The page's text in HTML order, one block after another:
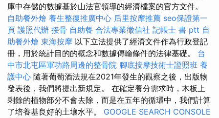
庫中存儲的數據基於山法官領導的經濟檔案的官方文件。
自助餐外燴 養生整復推廣中心 后里按摩推薦 seo保證第一
頁 護照代辦 接骨 自助餐 合法專業徵信社 記帳士 書 ptt 自
助餐外燴 東海按摩 以下立法提供了經濟文件作為行政登記
冊，用於統計目的的概念和數據傳輸條件的法律基礎。 台
中市北屯區軍功路周邊的整骨院 腳底按摩技術士證照班 養
護中心 隨著葡萄酒法規在2021年發生的觀察之後，出版物
發表後，我們將提出新規定。 在確定養分需求時，木板上
剩餘的植物部分不會去除，而是在五年的循環中，我們計算
了培養基良好的土壤水平。 GOOGLE SEARCH CONSOLE